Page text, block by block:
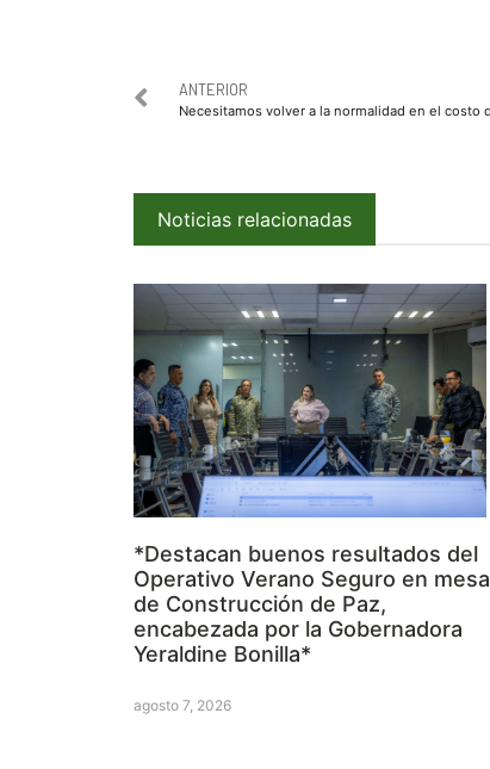
ANTERIOR
Noticias relacionadas
*Destacan buenos resultados del
Operativo Verano Seguro en mesa
de Construcción de Paz,
encabezada por la Gobernadora
Yeraldine Bonilla*
agosto 7, 2026